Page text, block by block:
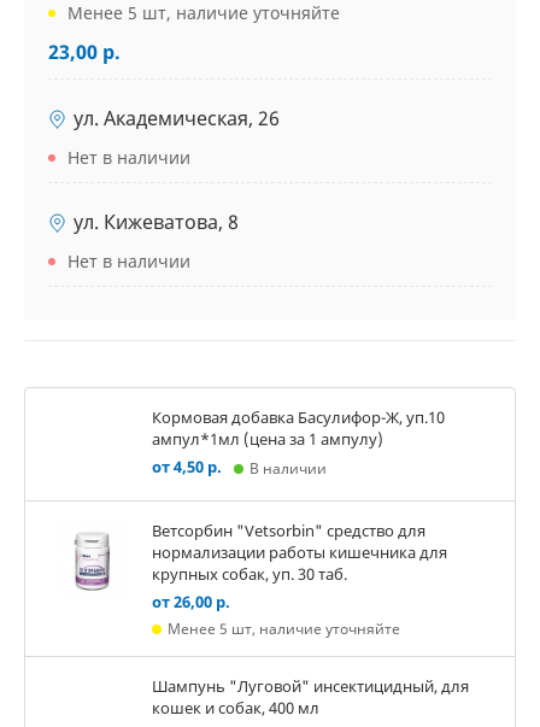
Менее 5 шт, наличие уточняйте
23,00 р.
ул. Академическая, 26
Нет в наличии
ул. Кижеватова, 8
Нет в наличии
Кормовая добавка Басулифор-Ж, уп.10
ампул*1мл (цена за 1 ампулу)
от 4,50 р.
В наличии
Ветсорбин "Vetsorbin" средство для
нормализации работы кишечника для
крупных собак, уп. 30 таб.
от 26,00 р.
Менее 5 шт, наличие уточняйте
Шампунь "Луговой" инсектицидный, для
кошек и собак, 400 мл